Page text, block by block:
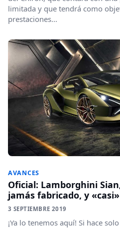
limitada y que tendrá como
prestaciones...
AVANCES
Oficial: Lamborghini
jamás fabricado, y
3 SEPTIEMBRE 2019
¡Ya lo tenemos aquí! Si hace